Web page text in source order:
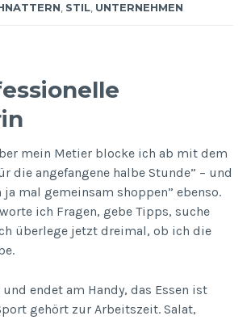
, STIL, UNTERNEHMEN
mein Metier blocke ich ab mit dem
die angefangene halbe Stunde” – und
ja mal gemeinsam shoppen” ebenso.
ich Fragen, gebe Tipps, suche
überlege jetzt dreimal, ob ich die
endet am Handy, das Essen ist
gehört zur Arbeitszeit. Salat,